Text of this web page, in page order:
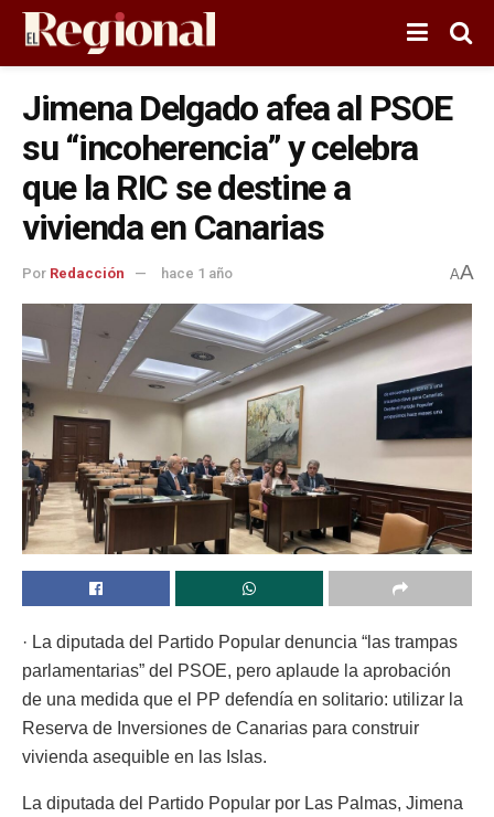
Jimena Delgado afea al PSOE
su “incoherencia” y celebra
que la RIC se destine a
vivienda en Canarias
Por Redacción hace 1 año AA
· La diputada del Partido Popular denuncia “las trampas
parlamentarias” del PSOE, pero aplaude la aprobación
de una medida que el PP defendía en solitario: utilizar la
Reserva de Inversiones de Canarias para construir
vivienda asequible en las Islas.
La diputada del Partido Popular por Las Palmas, Jimena